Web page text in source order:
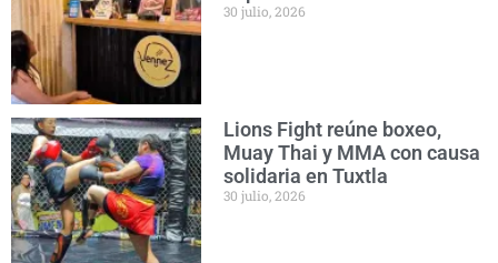
30 julio, 2026
Lions Fight reúne boxeo,
Muay Thai y MMA con causa
solidaria en Tuxtla
30 julio, 2026